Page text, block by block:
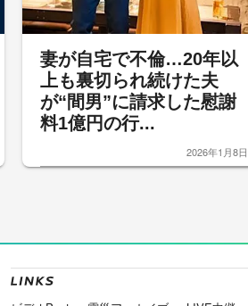
妻が自宅で不倫…20年以
上も裏切られ続けた夫
が“間男”に請求した慰謝
料1億円の行...
2026年1月8日